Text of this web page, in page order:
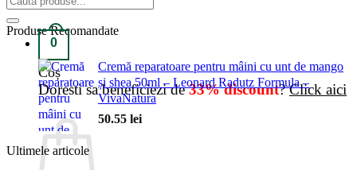
0
Coș
Doresti sa beneficiezi de33% discount?Click aici
Produse Recomandate
Cremă reparatoare pentru mâini cu unt de mango
și shea 50ml – Leonard Radutz Formula –
VivaNatura
50.55 lei
Ultimele articole